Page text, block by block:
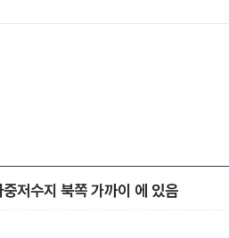
저수지 북쪽 가까이 에 있음